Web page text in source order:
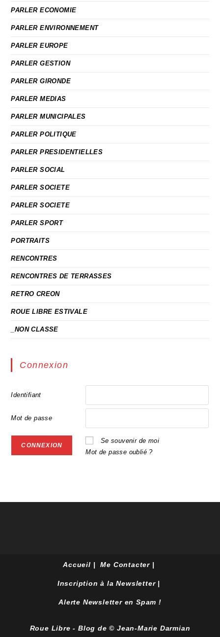
PARLER ECONOMIE
PARLER ENVIRONNEMENT
PARLER EUROPE
PARLER GESTION
PARLER GIRONDE
PARLER MEDIAS
PARLER MUNICIPALES
PARLER POLITIQUE
PARLER PRESIDENTIELLES
PARLER SOCIAL
PARLER SOCIETE
PARLER SOCIETE
PARLER SPORT
PORTRAITS
RENCONTRES
RENCONTRES DE TERRASSES
RETRO CREON
ROUE LIBRE ESTIVALE
_NON CLASSE
Connexion
Identifiant
Mot de passe
Se souvenir de moi
Mot de passe oublié ?
Accueil Me Contacter
Inscription à la Newsletter
Alerte Newsletter en Spam !
Roue Libre - Blog de © Jean-Marie Darmian